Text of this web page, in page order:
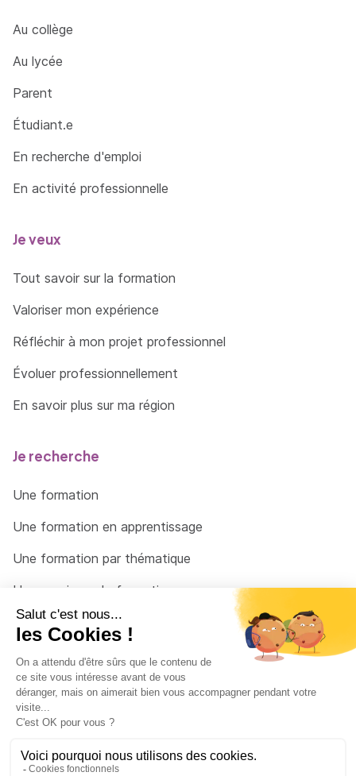
Au collège
Au lycée
Parent
Étudiant.e
En recherche d'emploi
En activité professionnelle
Je veux
Tout savoir sur la formation
Valoriser mon expérience
Réfléchir à mon projet professionnel
Évoluer professionnellement
En savoir plus sur ma région
Je recherche
Une formation
Une formation en apprentissage
Une formation par thématique
Un organisme de formation
Un conseiller
© 2026 - Côté Formations - par Via Compétences
Menu Pied de page